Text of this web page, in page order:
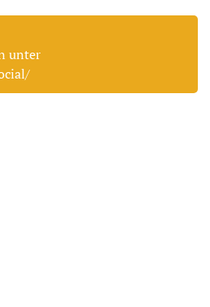
unter